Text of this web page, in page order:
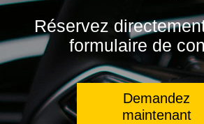
Réservez
formulaire de
Demandez
maintenant